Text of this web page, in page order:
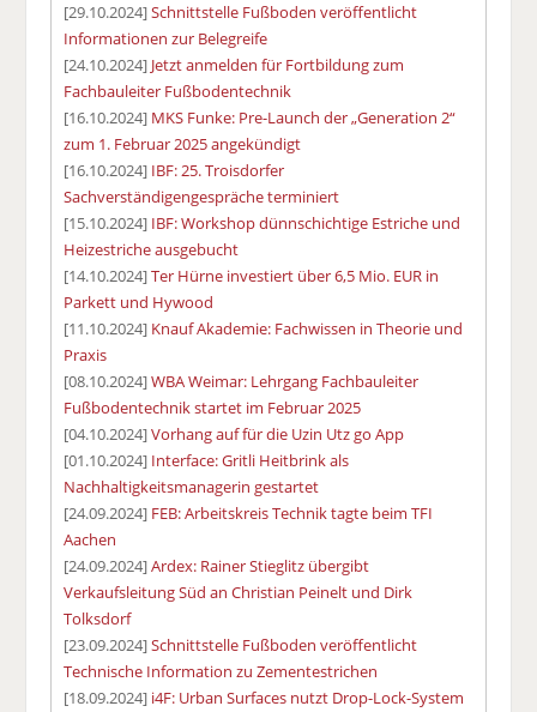
[29.10.2024]Schnittstelle Fußboden veröffentlicht
Informationen zur Belegreife
[24.10.2024] Jetzt anmelden für Fortbildung zum
Fachbauleiter Fußbodentechnik
[16.10.2024] MKS Funke: Pre-Launch der „Generation 2“
zum 1. Februar 2025 angekündigt
[16.10.2024] IBF: 25. Troisdorfer
Sachverständigengespräche terminiert
[15.10.2024] IBF: Workshop dünnschichtige Estriche und
Heizestriche ausgebucht
[14.10.2024]Ter Hürne investiert über 6,5 Mio. EUR in
Parkett und Hywood
[11.10.2024] Knauf Akademie: Fachwissen in Theorie und
Praxis
[08.10.2024]WBA Weimar: Lehrgang Fachbauleiter
Fußbodentechnik startet im Februar 2025
[04.10.2024]Vorhang auf für die Uzin Utz go App
[01.10.2024] Interface: Gritli Heitbrink als
Nachhaltigkeitsmanagerin gestartet
[24.09.2024] FEB: Arbeitskreis Technik tagte beim TFI
Aachen
[24.09.2024]Ardex: Rainer Stieglitz übergibt
Verkaufsleitung Süd an Christian Peinelt und Dirk
Tolksdorf
[23.09.2024]Schnittstelle Fußboden veröffentlicht
Technische Information zu Zementestrichen
[18.09.2024] i4F: Urban Surfaces nutzt Drop-Lock-System